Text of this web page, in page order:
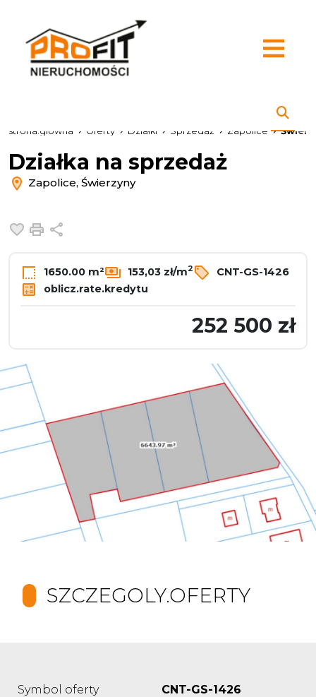
strona.glowna Oferty Działki Sprzedaż Zapolice
Działka na sprzedaż
Zapolice, Świerzyny
Dodaj do ulubionych
Drukuj
1650.00 m² 153,03 zł/m2
CNT-GS-1426
oblicz.rate.kredytu
252 500 zł
SZCZEGOLY.OFERTY
Symbol oferty
CNT-GS-1426